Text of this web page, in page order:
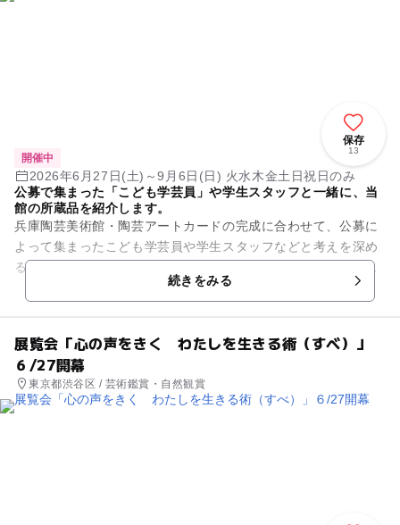
保存
13
開催中
2026年6月27日(土)～9月6日(日) 火水木金土日祝日のみ
公募で集まった「こども学芸員」や学生スタッフと一緒に、当
館の所蔵品を紹介します。
兵庫陶芸美術館・陶芸アートカードの完成に合わせて、公募に
よって集まったこども学芸員や学生スタッフなどと考えを深め
る中で生まれる多様な見方によって、当館の所蔵品を紹介しま
す。地域と連携し、やきもの...続きをみる
展覧会「心の声をきく わたしを生きる術（すべ）」
６/27開幕
東京都渋谷区 / 芸術鑑賞・自然観賞